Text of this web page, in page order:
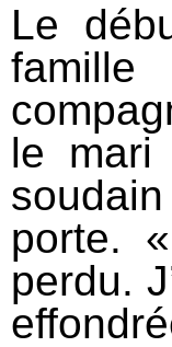
Le
famille
le
porte. «
perdu.